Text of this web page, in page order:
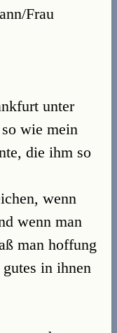
Frau
unter
wie mein
die ihm so
wenn
wenn man
man hoffung
in ihnen